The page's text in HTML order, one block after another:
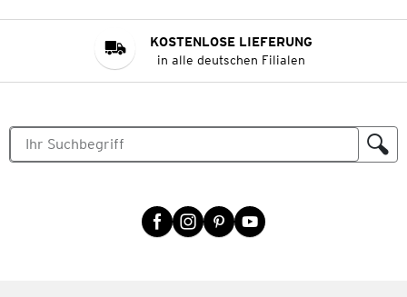
KOSTENLOSE LIEFERUNG
in alle deutschen Filialen